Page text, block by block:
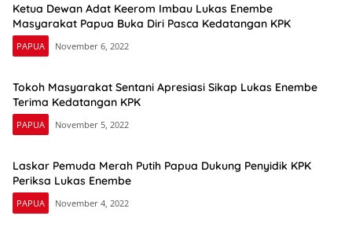
Ketua Dewan Adat Keerom Imbau Lukas Enembe
Masyarakat Papua Buka Diri Pasca Kedatangan KPK
PAPUA November 6, 2022
Tokoh Masyarakat Sentani Apresiasi Sikap Lukas Enembe
Terima Kedatangan KPK
PAPUA November 5, 2022
Laskar Pemuda Merah Putih Papua Dukung Penyidik KPK
Periksa Lukas Enembe
PAPUA November 4, 2022